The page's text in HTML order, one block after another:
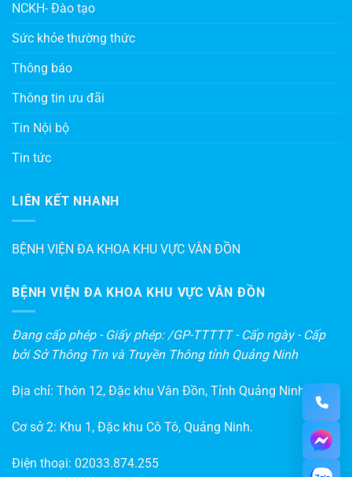
NCKH- Đào tạo
Sức khỏe thường thức
Thông báo
Thông tin ưu đãi
Tin Nội bộ
Tin tức
LIÊN KẾT NHANH
BỆNH VIỆN ĐA KHOA KHU VỰC VÂN ĐỒN
BỆNH VIỆN ĐA KHOA KHU VỰC VÂN ĐỒN
Đang cấp phép - Giấy phép: /GP-TTTTT - Cấp ngày - Cấp
bởi Sở Thông Tin và Truyền Thông tỉnh Quảng Ninh
Địa chỉ: Thôn 12, Đặc khu Vân Đồn, Tỉnh Quảng Ninh
Cơ sở 2: Khu 1, Đặc khu Cô Tô, Quảng Ninh.
Điện thoại: 02033.874.255